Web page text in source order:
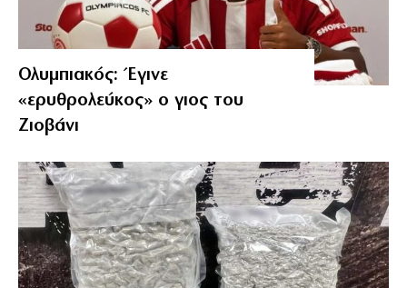
Ολυμπιακός: Έγινε
«ερυθρολεύκος» ο γιος του
Ζιοβάνι